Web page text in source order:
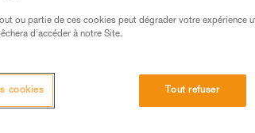
compactes d’accueillir aussi bien la
pratique et flexible, pour profiter des
ou partie de ces cookies peut dégrader votre expérience
d’accéder à notre Site.
Tout refuser
cookies